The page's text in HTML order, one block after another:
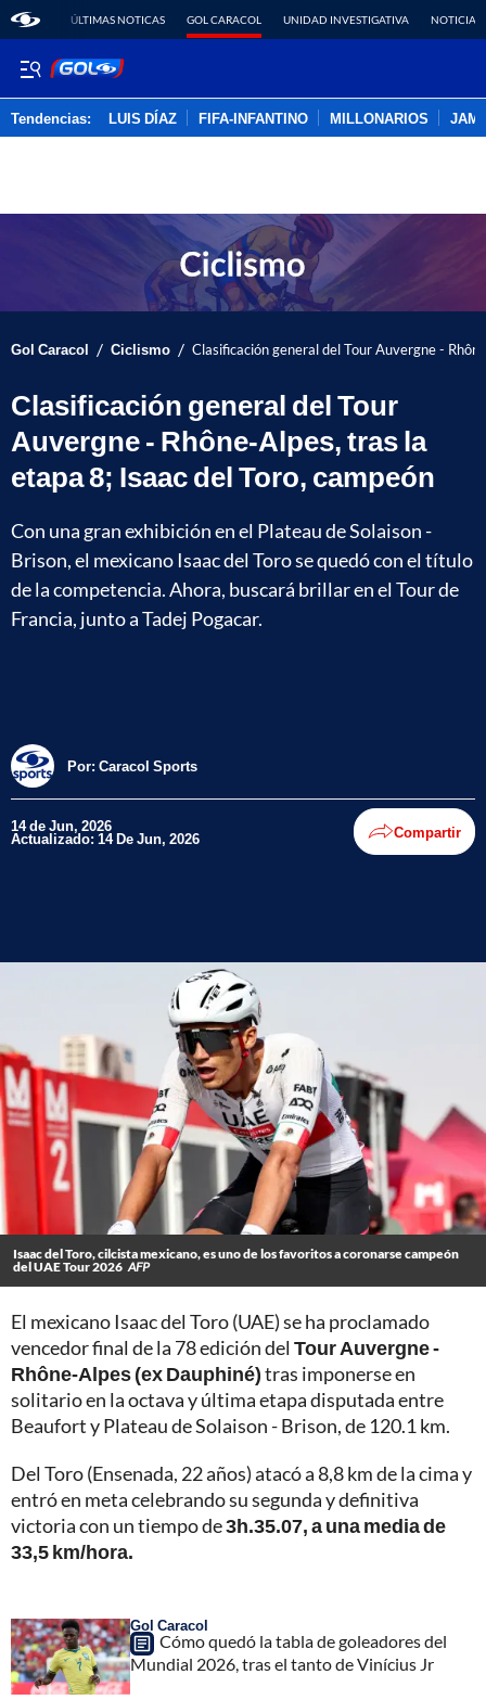
ÚLTIMAS NOTICAS GOL CARACOL UNIDAD INVESTIGATIVA NOTICIAS
Tendencias: LUIS DÍAZ FIFA-INFANTINO MILLONARIOS
Gol Caracol / Ciclismo / Clasificación general del Tour Auvergne -
Clasificación general del Tour
Auvergne - Rhône-Alpes, tras la
etapa 8; Isaac del Toro, campeón
Con una gran exhibición en el Plateau de Solaison -
Brison, el mexicano Isaac del Toro se quedó con el título
de la competencia. Ahora, buscará brillar en el Tour de
Francia, junto a Tadej Pogacar.
Por: Caracol Sports
14 de Jun, 2026
Actualizado: 14 De Jun, 2026 Compartir
Isaac del Toro, cilcista mexicano, es uno de los favoritos a coronarse campeón
del UAE Tour 2026 AFP
El mexicano Isaac del Toro (UAE) se ha proclamado
vencedor final de la 78 edición del Tour Auvergne -
Rhône-Alpes (ex Dauphiné)tras imponerse en
solitario en la octava y última etapa disputada entre
Beaufort y Plateau de Solaison - Brison, de 120.1 km.
Del Toro (Ensenada, 22 años) atacó a 8,8 km de la cima y
entró en meta celebrando su segunda y definitiva
victoria con un tiempo de3h.35.07, a una media de
33,5 km/hora.
Gol Caracol
Cómo quedó la tabla de goleadores del
Mundial 2026, tras el tanto de Vinícius Jr